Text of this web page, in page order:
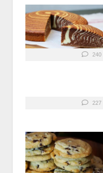
240
227